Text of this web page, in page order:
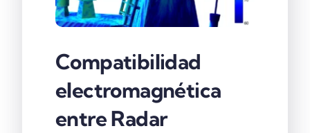
Compatibilidad
electromagnética
entre Radar